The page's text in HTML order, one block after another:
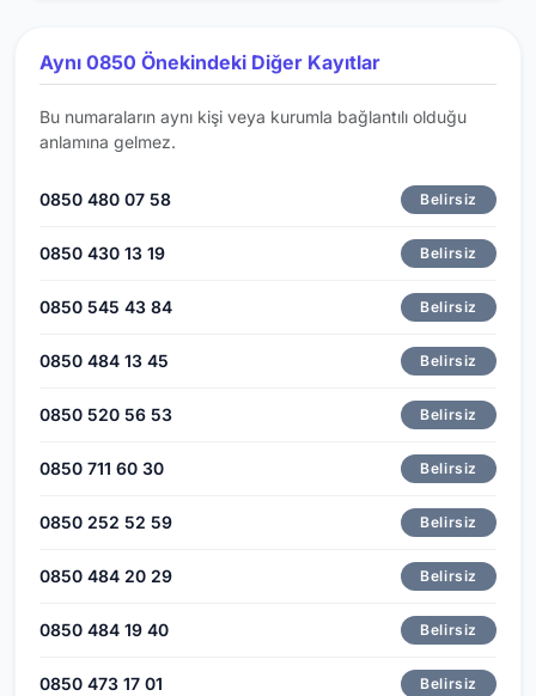
Aynı 0850 Önekindeki Diğer Kayıtlar
Bu numaraların aynı kişi veya kurumla bağlantılı olduğu
anlamına gelmez.
0850 480 07 58 Belirsiz
0850 430 13 19 Belirsiz
0850 545 43 84 Belirsiz
0850 484 13 45 Belirsiz
0850 520 56 53 Belirsiz
0850 711 60 30 Belirsiz
0850 252 52 59 Belirsiz
0850 484 20 29 Belirsiz
0850 484 19 40 Belirsiz
0850 473 17 01 Belirsiz